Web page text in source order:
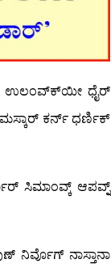
ಉಲಂವ್ಕ್‍ಯೀ ಧೈರ್
ಕರ್ನ್ ಧರ್ಣಿಕ್
ಸಿಮಾಂವ್ಕ್ ಆಪವ್ನ್
ನಿರ್ವೊಗ್ ನಾಸ್ತಾನಾ